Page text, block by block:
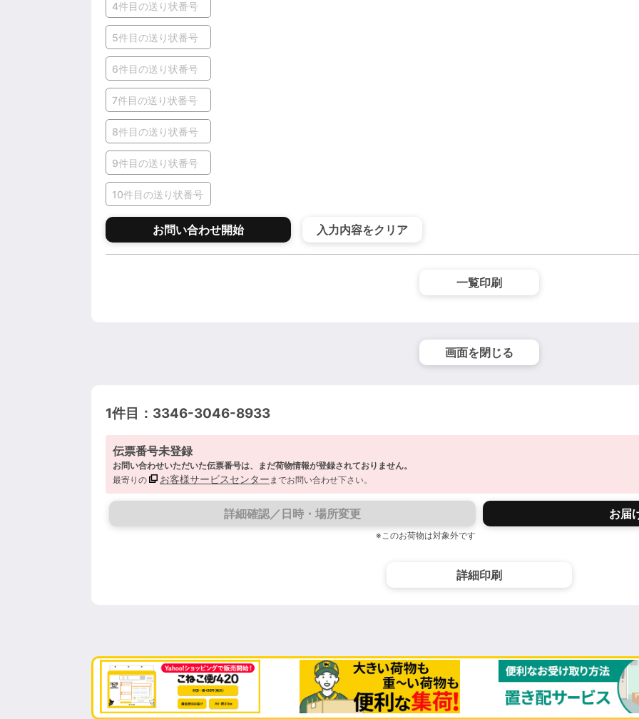
お問い合わせ開始 入力内容をクリア
一覧印刷
画面を閉じる
1件目：3346-3046-8933
伝票番号未登録
お問い合わせいただいた伝票番号は、まだ荷物情報が登録されておりません。
最寄りの
お客様サービスセンター までお問い合わせ下さい。
詳細確認／日時・場所変更
※このお荷物は対象外です
お届
詳細印刷